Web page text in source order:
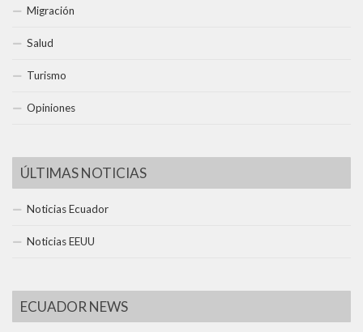
Migración
Salud
Turismo
Opiniones
ÚLTIMAS NOTICIAS
Noticias Ecuador
Noticias EEUU
ECUADOR NEWS